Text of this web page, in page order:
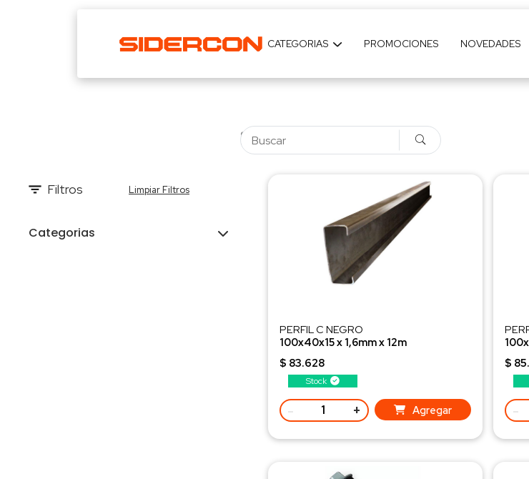
CATEGORIAS PROMOCIONES NOVEDADES
Filtros Limpiar Filtros
Categorias
Stock
PERFIL C NEGRO
100x40x15 x 1,6mm x 12m
Peso 30 kg/ud
$ 83.628
- + Agregar
$
-